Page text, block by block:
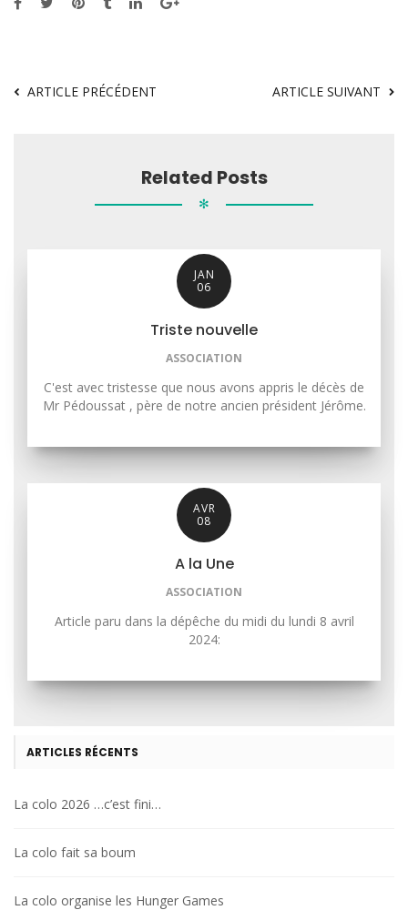
ARTICLE PRÉCÉDENT ARTICLE SUIVANT
Related Posts
✻
JAN
06
Triste nouvelle
ASSOCIATION
C'est avec tristesse que nous avons appris le décès de
Mr Pédoussat , père de notre ancien président Jérôme.
AVR
08
A la Une
ASSOCIATION
Article paru dans la dépêche du midi du lundi 8 avril
2024:
ARTICLES RÉCENTS
La colo 2026 …c’est fini…
La colo fait sa boum
La colo organise les Hunger Games